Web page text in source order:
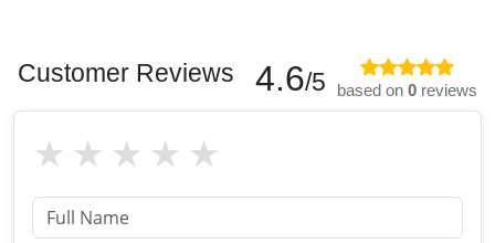
Customer Reviews 4.6/5 based on 0 reviews